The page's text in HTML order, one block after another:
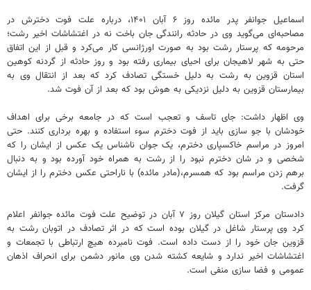
اسماعیل جوانفر پدر مائده روز ۶ آبان ۱۴۰۱، درباره علت فوت دخترش در
مصاحبه‌ای می‌گوید وی در حادثه رانندگی جان باخت نه در اغتشاشات اخیر رشت؛
مرحومه که پرستار رشت بود به صورت اورژانسی کار می‌کرد و قبل از این اتفاق
حتی به شهر لاهیجان برای احیای بیماری رفته بود و روز حادثه از گردنه کوهین
استان قزوین به رشت به دلیل خستگی تصادف کرد که بعد از انتقال وی به
بیمارستان قزوین به دلیل نزدیکی به هوش بود که بعد از آن فوت شد.
وی اظهار داشت: جای تاسف و تعجب است که در جامعه برخی برای اهداف
خودشان با جو سازی باید از فوت دخترم سوء استفاده و بهره برداری کنند. حتی
امروز در مراسم خاکسپاری دخترم، یک جوان ناشناس یک عکس از ایشان را که
شخصی و در شان دخترم نبود را از رشت به همراه خود آورده بود و به دنبال
برهم زدن مراسم بود که همسرم،(مادر مائده) با ناراحتی عکس دخترم را از ایشان
گرفت.
دادستان مرکز استان گیلان روز ۷ آبان در توضیح علت فوت مائده جوانفر اعلام
کرد وی پرستار شاغل در گیلان بوده است که در اثر تصادف در اتوبان رشت به
قزوین جان خود را از دست داده است. فوت نامبرده هیچ ارتباطی با تجمعات و
اغتشاشات اخیر ندارد و شایعه کشته شدن وی مانور دشمن برای انحراف اذهان
عمومی و فضا سازی منفی است.